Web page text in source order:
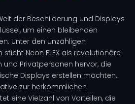
der Beschilderung und Displays
um einen bleibenden
Unter den unzähligen
Neon FLEX als revolutionäre
und Privatpersonen hervor, die
Displays erstellen möchten.
zur herkömmlichen
eine Vielzahl von Vorteilen, die